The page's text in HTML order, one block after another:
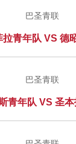
巴圣青联
拉青年队 VS 德
巴圣青联
青年队 VS 圣